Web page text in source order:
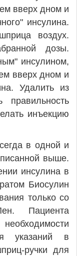
вверх дном и
инсулина.
воздух.
дозы.
инсулином,
вверх дном и
Удалить из
инъекцию
в одной и
выше.
инсулина в
Биосулин
только со
Пациента
указаний в
ручки для